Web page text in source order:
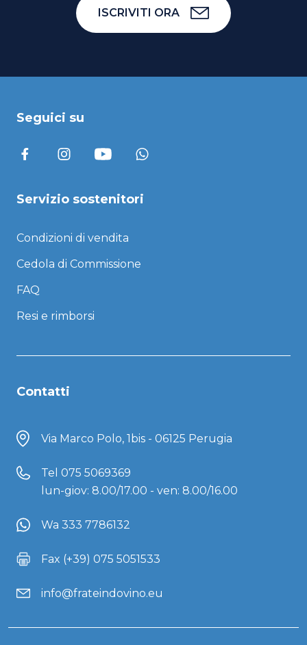
ISCRIVITI ORA
Seguici su
Servizio sostenitori
Condizioni di vendita
Cedola di Commissione
FAQ
Resi e rimborsi
Contatti
Via Marco Polo, 1bis - 06125 Perugia
Tel 075 5069369
lun-giov: 8.00/17.00 - ven: 8.00/16.00
Wa 333 7786132
Fax (+39) 075 5051533
info@frateindovino.eu